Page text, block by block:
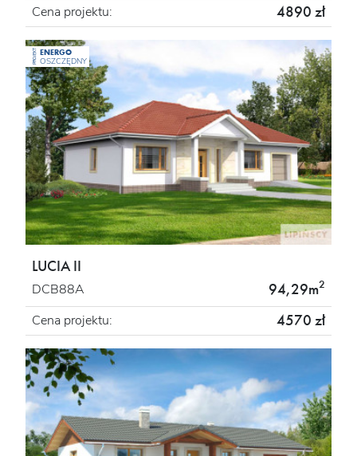
Cena projektu: 4890 zł
PROJEKT ENERGO
OSZCZĘDNY
LUCIA II
DCB88A 94,29m2
Cena projektu: 4570 zł